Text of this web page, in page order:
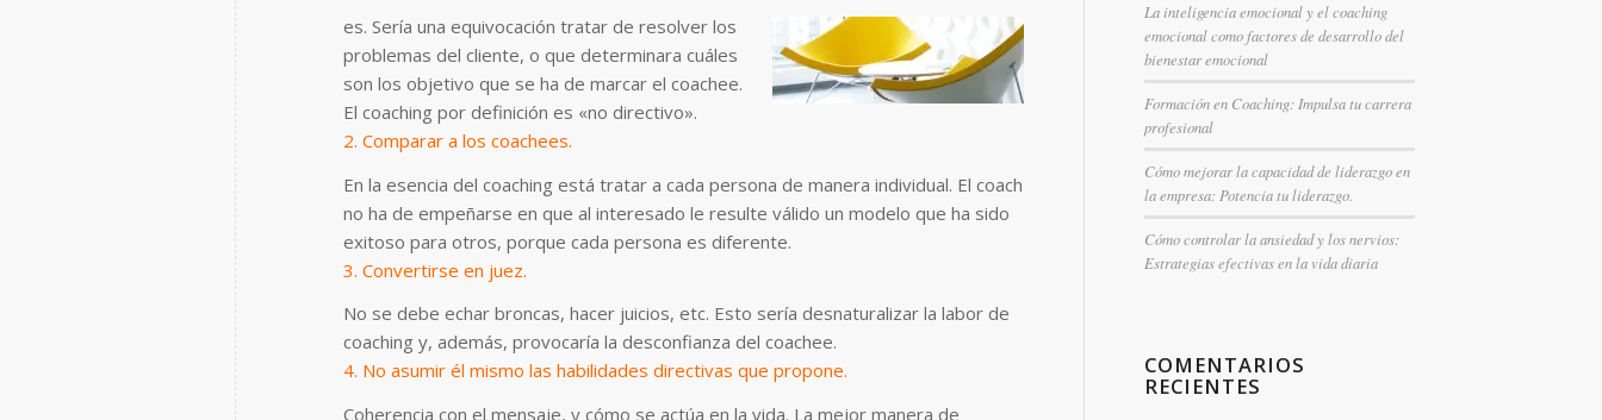
es. Sería una equivocación tratar de resolver los
problemas del cliente, o que determinara cuáles
son los objetivo que se ha de marcar el coachee.
El coaching por definición es «no directivo».
2. Comparar a los coachees.
En la esencia del coaching está tratar a cada persona de manera individual. El coach
no ha de empeñarse en que al interesado le resulte válido un modelo que ha sido
exitoso para otros, porque cada persona es diferente.
3. Convertirse en juez.
No se debe echar broncas, hacer juicios, etc. Esto sería desnaturalizar la labor de
coaching y, además, provocaría la desconfianza del coachee.
4. No asumir él mismo las habilidades directivas que propone.
Coherencia con el mensaje, y cómo se actúa en la vida. La mejor manera de
La inteligencia emocional y el coaching
emocional como factores de desarrollo del
bienestar emocional
Formación en Coaching: Impulsa tu carrera
profesional
Cómo mejorar la capacidad de liderazgo en
la empresa: Potencia tu liderazgo.
Cómo controlar la ansiedad y los nervios:
Estrategias efectivas en la vida diaria
COMENTARIOS
RECIENTES